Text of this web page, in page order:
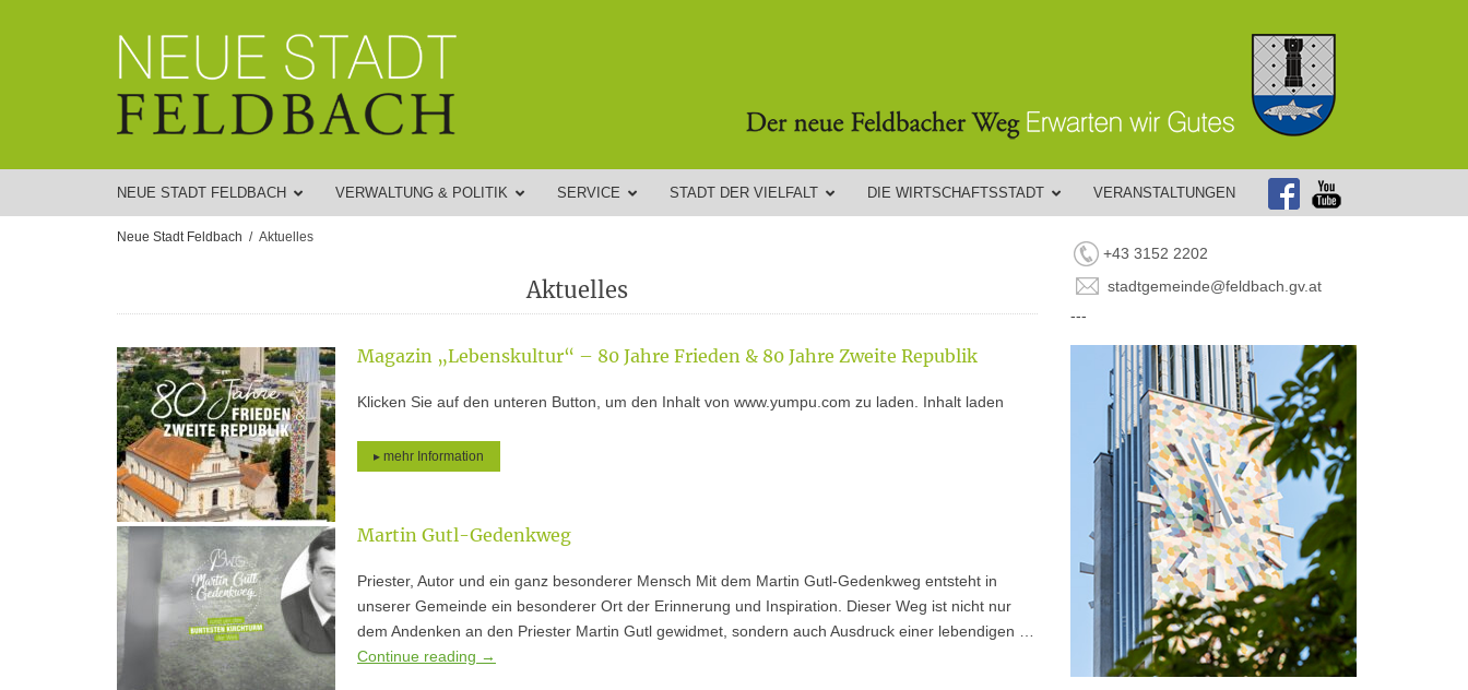
NEUE STADT FELDBACH VERWALTUNG & POLITIK SERVICE STADT DER VIELFALT DIE WIRTSCHAFTSSTADT VERANSTALTUNGEN
Neue Stadt Feldbach Aktuelles
Aktuelles
Magazin „Lebenskultur“ – 80 Jahre Frieden & 80 Jahre Zweite Republik
Klicken Sie auf den unteren Button, um den Inhalt von www.yumpu.com zu laden. Inhalt laden
▸ mehr Information
Martin Gutl-Gedenkweg
Priester, Autor und ein ganz besonderer Mensch Mit dem Martin Gutl-Gedenkweg entsteht in
unserer Gemeinde ein besonderer Ort der Erinnerung und Inspiration. Dieser Weg ist nicht nur
dem Andenken an den Priester Martin Gutl gewidmet, sondern auch Ausdruck einer lebendigen …
Continue reading →
+43 3152 2202
stadtgemeinde@feldbach.gv.at
---